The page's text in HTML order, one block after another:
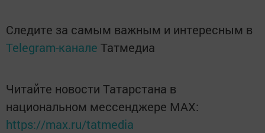
Следите за самым важным и интересным в
Telegram-канале Татмедиа
Читайте новости Татарстана в
национальном мессенджере MАХ:
https://max.ru/tatmedia